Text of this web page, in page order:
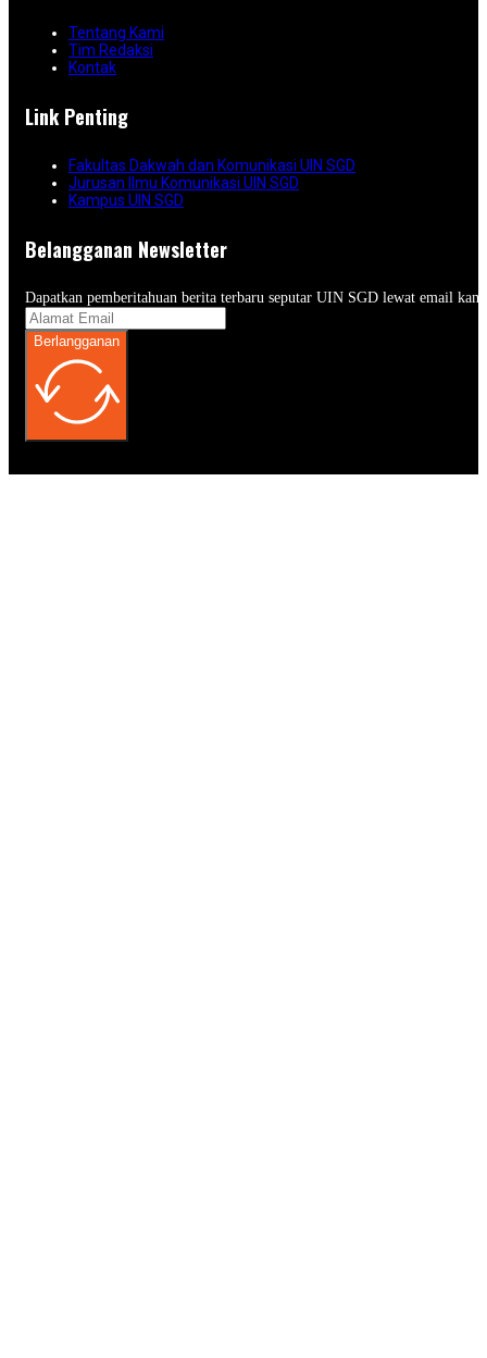
Tentang Kami
Tim Redaksi
Kontak
Link Penting
Fakultas Dakwah dan Komunikasi UIN SGD
Jurusan Ilmu Komunikasi UIN SGD
Kampus UIN SGD
Belangganan Newsletter
Dapatkan pemberitahuan berita terbaru seputar UIN SGD lewat email
Berlangganan